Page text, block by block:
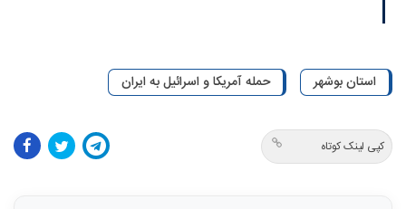
استان بوشهر حمله آمریکا و اسرائیل به ایران
کپی لینک کوتاه